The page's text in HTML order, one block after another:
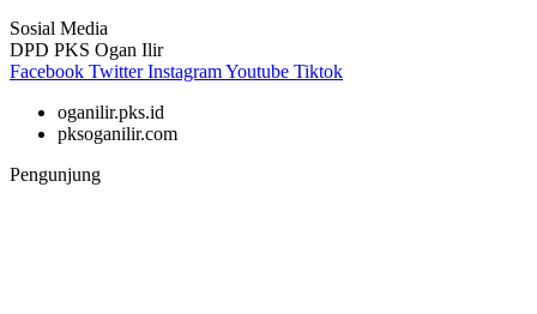
Sosial Media
DPD PKS Ogan Ilir
Facebook Twitter InstagramYoutube Tiktok
oganilir.pks.id
pksoganilir.com
Pengunjung